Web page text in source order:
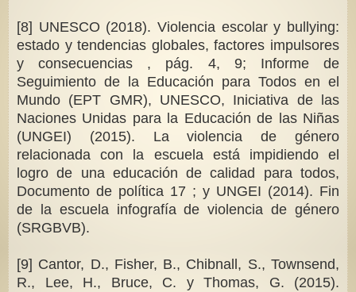
[8] UNESCO (2018). Violencia escolar y bullying:
estado y tendencias globales, factores impulsores
y consecuencias , pág. 4, 9; Informe de
Seguimiento de la Educación para Todos en el
Mundo (EPT GMR), UNESCO, Iniciativa de las
Naciones Unidas para la Educación de las Niñas
(UNGEI) (2015). La violencia de género
relacionada con la escuela está impidiendo el
logro de una educación de calidad para todos,
Documento de política 17 ; y UNGEI (2014). Fin
de la escuela infografía de violencia de género
(SRGBVB).
[9] Cantor, D., Fisher, B., Chibnall, S., Townsend,
R., Lee, H., Bruce, C. y Thomas, G. (2015).